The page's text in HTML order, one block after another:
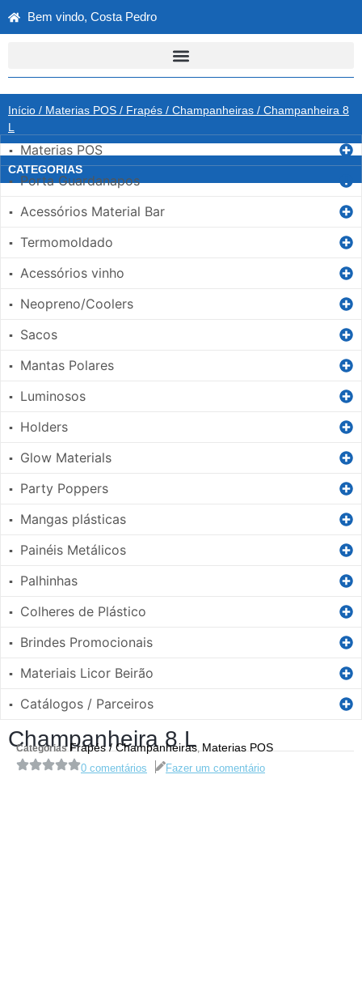
Bem vindo, Costa Pedro
Início / Materias POS / Frapés / Champanheiras / Champanheira 8
L
CATEGORIAS
▪ Materias POS
▪ Porta Guardanapos
▪ Acessórios Material Bar
▪ Termomoldado
▪ Acessórios vinho
▪ Neopreno/Coolers
▪ Sacos
▪ Mantas Polares
▪ Luminosos
▪ Holders
▪ Glow Materials
▪ Party Poppers
▪ Mangas plásticas
▪ Painéis Metálicos
▪ Palhinhas
▪ Colheres de Plástico
▪ Brindes Promocionais
▪ Materiais Licor Beirão
▪ Catálogos / Parceiros
Champanheira 8 L
Categorias Frapés / Champanheiras,Materias POS
0 comentários Fazer um comentário